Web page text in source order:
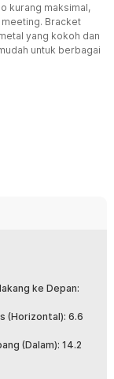
kurang maksimal,
Bracket
yang kokoh dan
untuk berbagai
yang dirancang
berukuran besar.
180°, ditambah
pun di
yang
perakitan
sudah tersedia
kencangkan
ke Depan:
(Horizontal): 6.6
(Dalam): 14.2